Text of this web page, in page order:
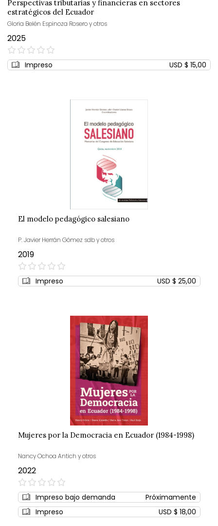
Perspectivas tributarias y financieras en sectores
estratégicos del Ecuador
Gloria Belén Espinoza Rosero y otros
2025
0%
Impreso USD $ 15,00
El modelo pedagógico salesiano
P. Javier Herrán Gómez sdb y otros
2019
0%
Impreso USD $ 25,00
Mujeres por la Democracia en Ecuador (1984-1998)
Nancy Ochoa Antich y otros
2022
0%
Impreso bajo demanda
Próximamente
Impreso
USD $ 18,00